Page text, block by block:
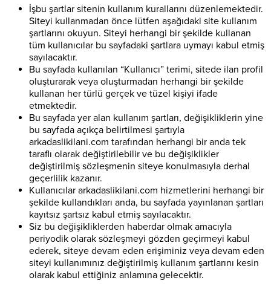
İşbu şartlar sitenin kullanım kurallarını düzenlemektedir.
Siteyi kullanmadan önce lütfen aşağıdaki site kullanım
şartlarını okuyun. Siteyi herhangi bir şekilde kullanan
tüm kullanıcılar bu sayfadaki şartlara uymayı kabul etmiş
sayılacaktır.
Bu sayfada kullanılan “Kullanıcı” terimi, sitede ilan profil
oluşturarak veya oluşturmadan herhangi bir şekilde
kullanan her türlü gerçek ve tüzel kişiyi ifade
etmektedir.
Bu sayfada yer alan kullanım şartları, değişikliklerin yine
bu sayfada açıkça belirtilmesi şartıyla
arkadaslikilani.com tarafından herhangi bir anda tek
taraflı olarak değiştirilebilir ve bu değişiklikler
değiştirilmiş sözleşmenin siteye konulmasıyla derhal
geçerlilik kazanır.
Kullanıcılar arkadaslikilani.com hizmetlerini herhangi bir
şekilde kullandıkları anda, bu sayfada yayınlanan şartları
kayıtsız şartsız kabul etmiş sayılacaktır.
Siz bu değişikliklerden haberdar olmak amacıyla
periyodik olarak sözleşmeyi gözden geçirmeyi kabul
ederek, siteye devam eden erişiminiz veya devam eden
siteyi kullanımınız değiştirilmiş kullanım şartlarını kesin
olarak kabul ettiğiniz anlamına gelecektir.